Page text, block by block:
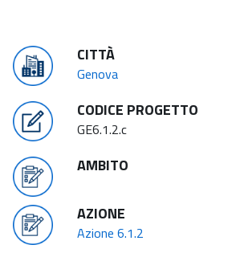
CITTÀ
Genova
CODICE PROGETTO
GE6.1.2.c
AMBITO
AZIONE
Azione 6.1.2